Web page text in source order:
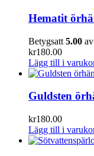
Hematit
Betygsatt 5.00
kr180.00
Lägg till i
Guldsten
kr180.00
Lägg till i